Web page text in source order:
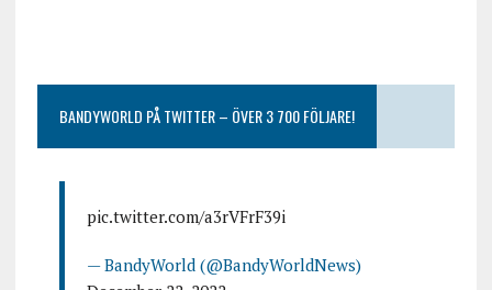
BANDYWORLD PÅ TWITTER – ÖVER 3 700 FÖLJARE!
pic.twitter.com/a3rVFrF39i
— BandyWorld (@BandyWorldNews)